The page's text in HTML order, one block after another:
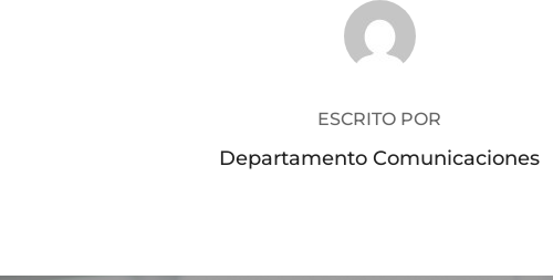
AUTOR DE LA PUBLICACIÓN
ESCRITO POR
Departamento Comunicaciones